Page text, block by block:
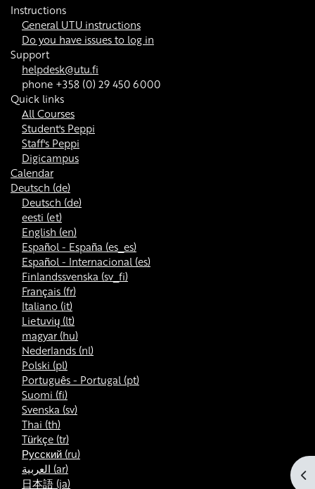
Instructions
General UTU instructions
Do you have issues to log in
Support
helpdesk@utu.fi
phone +358 (0) 29 450 6000
Quick links
All Courses
Student's Peppi
Staff's Peppi
Digicampus
Calendar
Deutsch ‎(de)‎
Deutsch ‎(de)‎
eesti ‎(et)‎
English ‎(en)‎
Español - España ‎(es_es)‎
Español - Internacional ‎(es)‎
Finlandssvenska ‎(sv_fi)‎
Français ‎(fr)‎
Italiano ‎(it)‎
Lietuvių ‎(lt)‎
magyar ‎(hu)‎
Nederlands ‎(nl)‎
Polski ‎(pl)‎
Português - Portugal ‎(pt)‎
Suomi ‎(fi)‎
Svenska ‎(sv)‎
Thai ‎(th)‎
Türkçe ‎(tr)‎
Русский ‎(ru)‎
العربية ‎(ar)‎
日本語 ‎(ja)‎